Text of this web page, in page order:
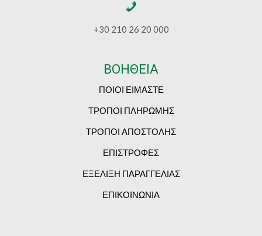
+30 210 26 20 000
ΒΟΗΘΕΙΑ
ΠΟΙΟΙ ΕΙΜΑΣΤΕ
ΤΡΟΠΟΙ ΠΛΗΡΩΜΗΣ
ΤΡΟΠΟΙ ΑΠΟΣΤΟΛΗΣ
ΕΠΙΣΤΡΟΦΕΣ
ΕΞΕΛΙΞΗ ΠΑΡΑΓΓΕΛΙΑΣ
ΕΠΙΚΟΙΝΩΝΙΑ